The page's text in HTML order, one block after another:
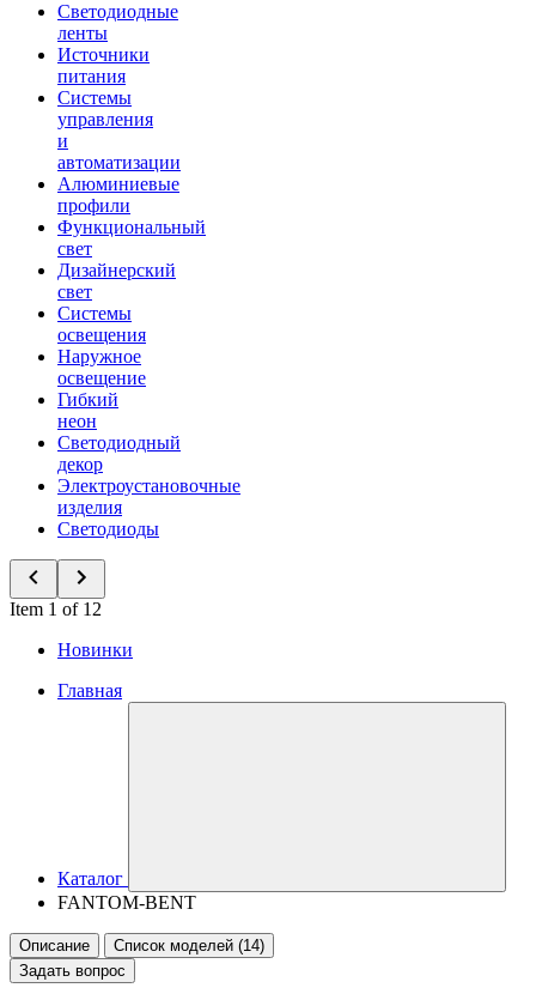
Светодиодные
ленты
Источники
питания
Системы
управления
и
автоматизации
Алюминиевые
профили
Функциональный
свет
Дизайнерский
свет
Системы
освещения
Наружное
освещение
Гибкий
неон
Светодиодный
декор
Электроустановочные
изделия
Светодиоды
Item 1 of 12
Новинки
Главная
Каталог
FANTOM-BENT
Описание
Список моделей (14)
Задать вопрос